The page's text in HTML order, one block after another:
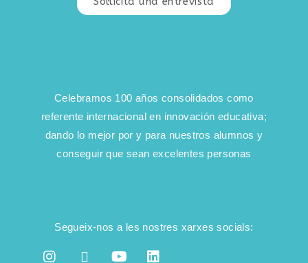
Celebramos 100 años consolidados como
referente internacional en innovación educativa;
dando lo mejor por y para nuestros alumnos y
conseguir que sean excelentes personas
Segueix-nos a les nostres xarxes socials: